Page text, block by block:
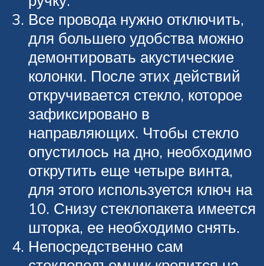
Все провода нужно отключить,
для большего удобства можно
демонтировать акустические
колонки. После этих действий
откручивается стекло, которое
зафиксировано в
направляющих. Чтобы стекло
опустилось на дно, необходимо
открутить еще четыре винта,
для этого используется ключ на
10. Снизу стеклопакета имеется
шторка, ее необходимо снять.
Непосредственно сам